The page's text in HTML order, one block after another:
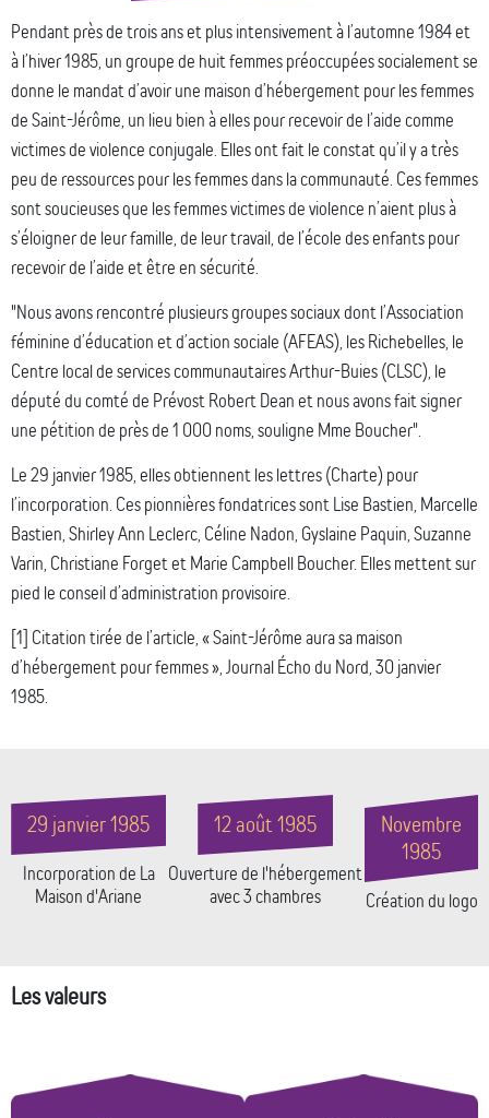
Pendant près de trois ans et plus intensivement à l’automne 1984 et
à l’hiver 1985, un groupe de huit femmes préoccupées socialement se
donne le mandat d’avoir une maison d’hébergement pour les femmes
de Saint-Jérôme, un lieu bien à elles pour recevoir de l’aide comme
victimes de violence conjugale. Elles ont fait le constat qu’il y a très
peu de ressources pour les femmes dans la communauté. Ces femmes
sont soucieuses que les femmes victimes de violence n’aient plus à
s’éloigner de leur famille, de leur travail, de l’école des enfants pour
recevoir de l’aide et être en sécurité.
"Nous avons rencontré plusieurs groupes sociaux dont l’Association
féminine d’éducation et d’action sociale (AFEAS), les Richebelles, le
Centre local de services communautaires Arthur-Buies (CLSC), le
député du comté de Prévost Robert Dean et nous avons fait signer
une pétition de près de 1 000 noms, souligne Mme Boucher".
Le 29 janvier 1985, elles obtiennent les lettres (Charte) pour
l’incorporation. Ces pionnières fondatrices sont Lise Bastien, Marcelle
Bastien, Shirley Ann Leclerc, Céline Nadon, Gyslaine Paquin, Suzanne
Varin, Christiane Forget et Marie Campbell Boucher. Elles mettent sur
pied le conseil d’administration provisoire.
[1] Citation tirée de l’article, « Saint-Jérôme aura sa maison
d’hébergement pour femmes », Journal Écho du Nord, 30 janvier
1985.
29 janvier 1985
Incorporation de La
Maison d'Ariane
12 août 1985
Ouverture de l'hébergement
avec 3 chambres
Novembre
1985
Création du logo
Les valeurs